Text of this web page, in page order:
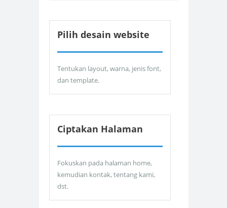
Pilih desain website
Tentukan layout, warna, jenis font,
dan template.
Ciptakan Halaman
Fokuskan pada halaman home,
kemudian kontak, tentang kami,
dst.